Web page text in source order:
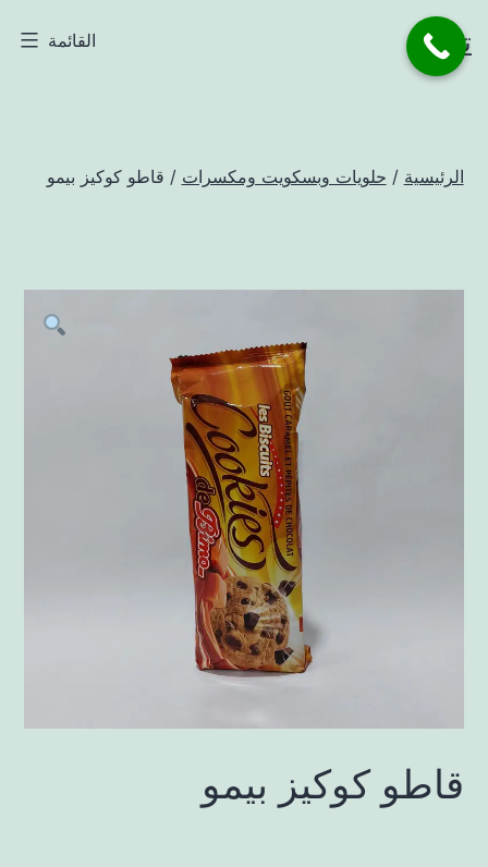
التخطي
إلىتاجر القائمة
الرئيسية / حلويات وبسكويت ومكسرات / قاطو كوكيز بيمو
قاطو كوكيز بيمو